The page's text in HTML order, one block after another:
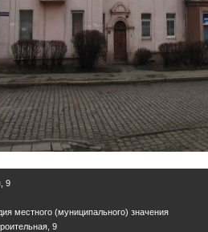
9
местного (муниципального) значения
9